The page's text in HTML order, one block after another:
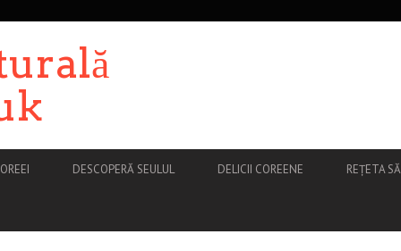
DESCOPERĂ SEULUL DELICII COREENE REȚETA